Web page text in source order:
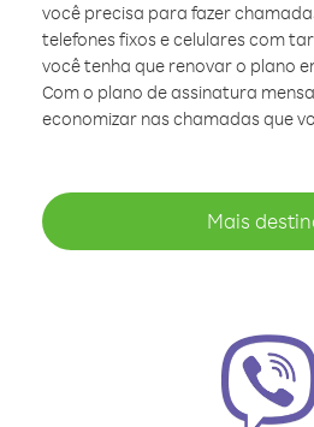
você precisa para fazer
telefones fixos e celulares com
você tenha que renovar o plano
Com o plano de assinatura
economizar nas chamadas que
Mais